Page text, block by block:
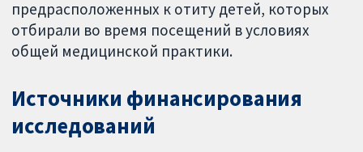
предрасположенных к отиту детей, которых
отбирали во время посещений в условиях
общей медицинской практики.
Источники финансирования
исследований